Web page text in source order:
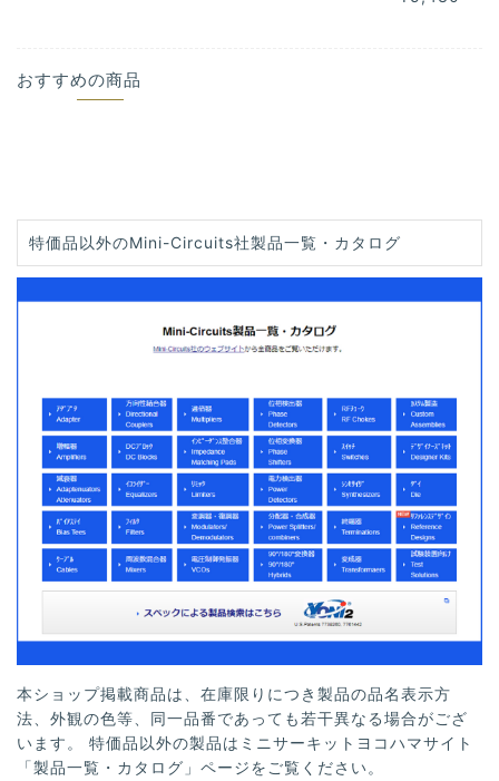
おすすめの商品
特価品以外のMini-Circuits社製品一覧・カタログ
本ショップ掲載商品は、在庫限りにつき製品の品名表示方
法、外観の色等、同一品番であっても若干異なる場合がござ
います。 特価品以外の製品はミニサーキットヨコハマサイト
「製品一覧・カタログ」ページをご覧ください。